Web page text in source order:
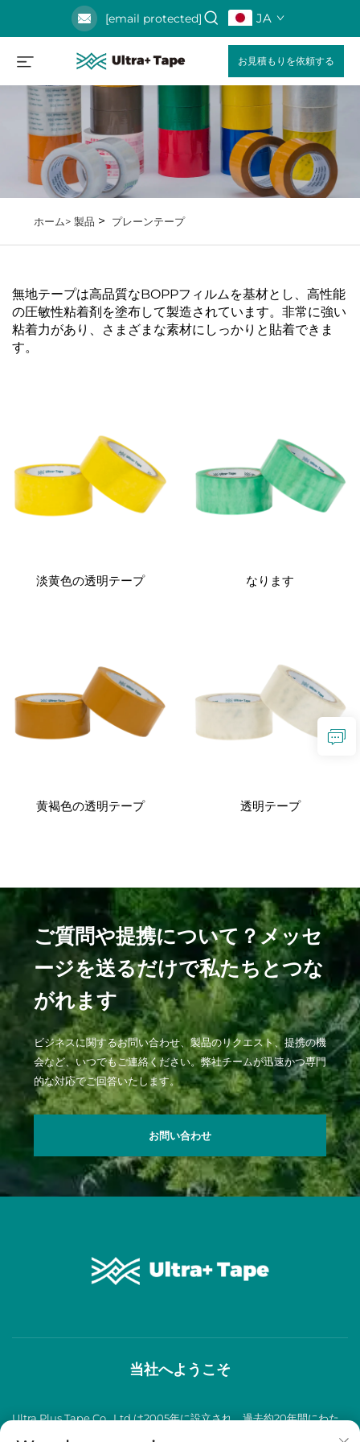
[email protected] JA
お見積もりを依頼する
ホーム> 製品 > プレーンテープ
無地テープは高品質なBOPPフィルムを基材とし、高性能
の圧敏性粘着剤を塗布して製造されています。非常に強い
粘着力があり、さまざまな素材にしっかりと貼着できま
す。
淡黄色の透明テープ なります
黄褐色の透明テープ 透明テープ
ご質問や提携について？メッセ
ージを送るだけで私たちとつな
がれます
ビジネスに関するお問い合わせ、製品のリクエスト、提携の機
会など、いつでもご連絡ください。弊社チームが迅速かつ専門
的な対応でご回答いたします。
お問い合わせ
当社へようこそ
Ultra Plus Tape Co., Ltd.は2005年に設立され、過去約20年間にわた